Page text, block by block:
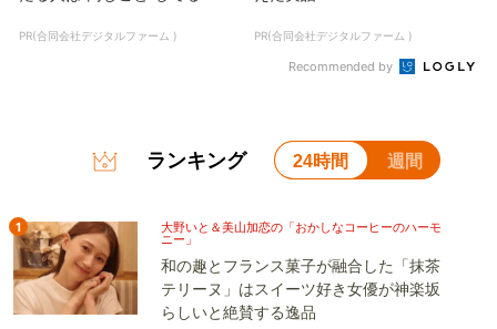
PR(合同会社デジタルファーム ) PR(合同会社デジタルファーム )
Recommended by
ランキング 24時間 週間
1
大野いと＆美山加恋の「おかしなコーヒーのハーモ
ニー」
和の趣とフランス菓子が融合した「抹茶
テリーヌ」はスイーツ好き女優が神楽坂
らしいと絶賛する逸品